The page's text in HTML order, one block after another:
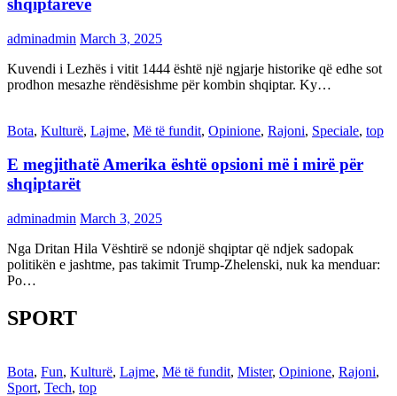
shqiptarëve
adminadmin March 3, 2025
Kuvendi i Lezhës i vitit 1444 është një ngjarje historike që edhe sot
prodhon mesazhe rëndësishme për kombin shqiptar. Ky…
Bota, Kulturë, Lajme, Më të fundit, Opinione, Rajoni, Speciale, top
E megjithatë Amerika është opsioni më i mirë për
shqiptarët
adminadmin March 3, 2025
Nga Dritan Hila Vështirë se ndonjë shqiptar që ndjek sadopak
politikën e jashtme, pas takimit Trump-Zhelenski, nuk ka menduar:
Po…
SPORT
Bota, Fun, Kulturë, Lajme, Më të fundit, Mister, Opinione, Rajoni,
Sport, Tech, top